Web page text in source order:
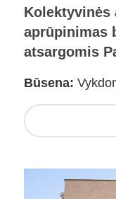
Kolektyvinės
aprūpinimas
atsargomis
Būsena: